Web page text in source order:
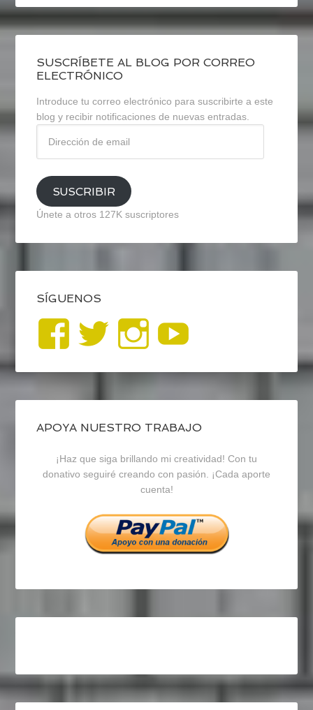
SUSCRÍBETE AL BLOG POR CORREO
ELECTRÓNICO
Introduce tu correo electrónico para suscribirte a este
blog y recibir notificaciones de nuevas entradas.
email
SUSCRIBIR
Únete a otros 127K suscriptores
SÍGUENOS
Ver
perfil
de
blogrecursosep
en
Facebook
Ver
perfil
de
recursosep
en
Twitter
Ver
perfil
de
recursosep
en
Instagram
APOYA NUESTRO TRABAJO
¡Haz que siga brillando mi creatividad! Con tu
donativo seguiré creando con pasión. ¡Cada aporte
cuenta!